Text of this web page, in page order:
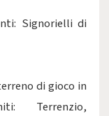
Signorielli di
di gioco in
Terrenzio,